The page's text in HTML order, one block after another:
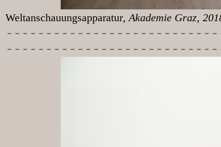
Weltanschauungsapparatur, Akademie Graz,
-----------